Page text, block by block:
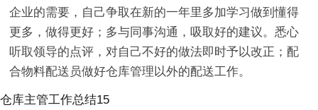
企业的需要，自己争取在新的一年里多加学习做到懂得
更多，做得更好；多与同事沟通，吸取好的建议。悉心
听取领导的点评，对自己不好的做法即时予以改正；配
合物料配送员做好仓库管理以外的配送工作。
仓库主管工作总结15